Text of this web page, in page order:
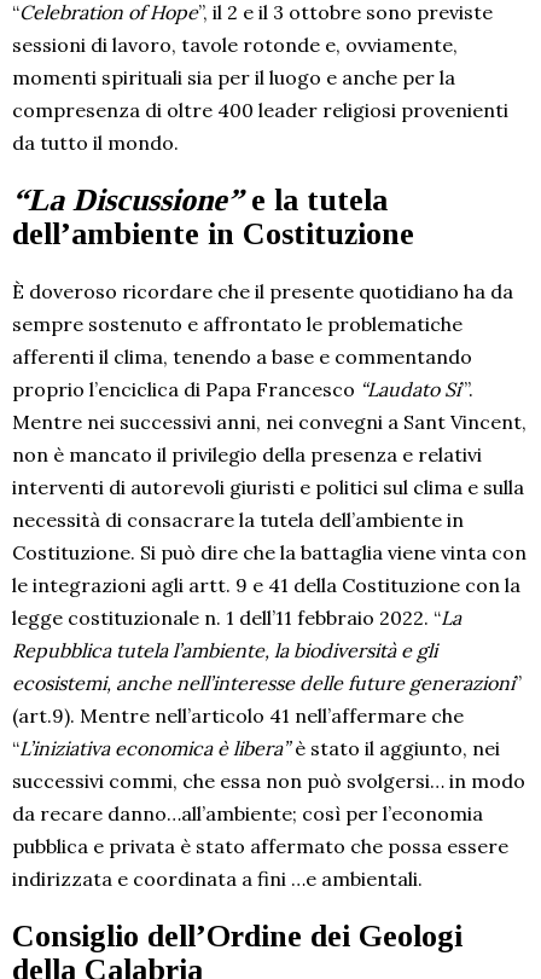
“Celebration of Hope”, il 2 e il 3 ottobre sono previste
sessioni di lavoro, tavole rotonde e, ovviamente,
momenti spirituali sia per il luogo e anche per la
compresenza di oltre 400 leader religiosi provenienti
da tutto il mondo.
“La Discussione”e la tutela
dell’ambiente in Costituzione
È doveroso ricordare che il presente quotidiano ha da
sempre sostenuto e affrontato le problematiche
afferenti il clima, tenendo a base e commentando
proprio l’enciclica di Papa Francesco “Laudato Si’”.
Mentre nei successivi anni, nei convegni a Sant Vincent,
non è mancato il privilegio della presenza e relativi
interventi di autorevoli giuristi e politici sul clima e sulla
necessità di consacrare la tutela dell’ambiente in
Costituzione. Si può dire che la battaglia viene vinta con
le integrazioni agli artt. 9 e 41 della Costituzione con la
legge costituzionale n. 1 dell’11 febbraio 2022. “La
Repubblica tutela l’ambiente, la biodiversità e gli
ecosistemi, anche nell’interesse delle future generazioni”
(art.9). Mentre nell’articolo 41 nell’affermare che
“L’iniziativa economica è libera”è stato il aggiunto, nei
successivi commi, che essa non può svolgersi… in modo
da recare danno…all’ambiente; così per l’economia
pubblica e privata è stato affermato che possa essere
indirizzata e coordinata a fini …e ambientali.
Consiglio dell’Ordine dei Geologi
della Calabria